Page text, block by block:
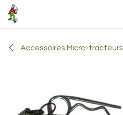
Se rendre au contenu
Accessoires Micro-tracteurs